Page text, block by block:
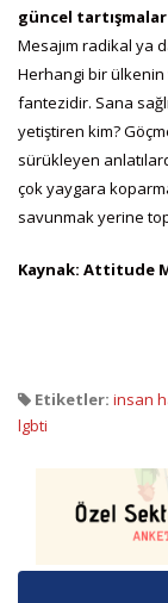
güncel
Mesajım radikal ya
Herhangi bir ülkenin
fantezidir. Sana
yetiştiren kim?
sürükleyen
çok yaygara
savunmak yerine
Kaynak: Attitude
Etiketler: insan
lgbti